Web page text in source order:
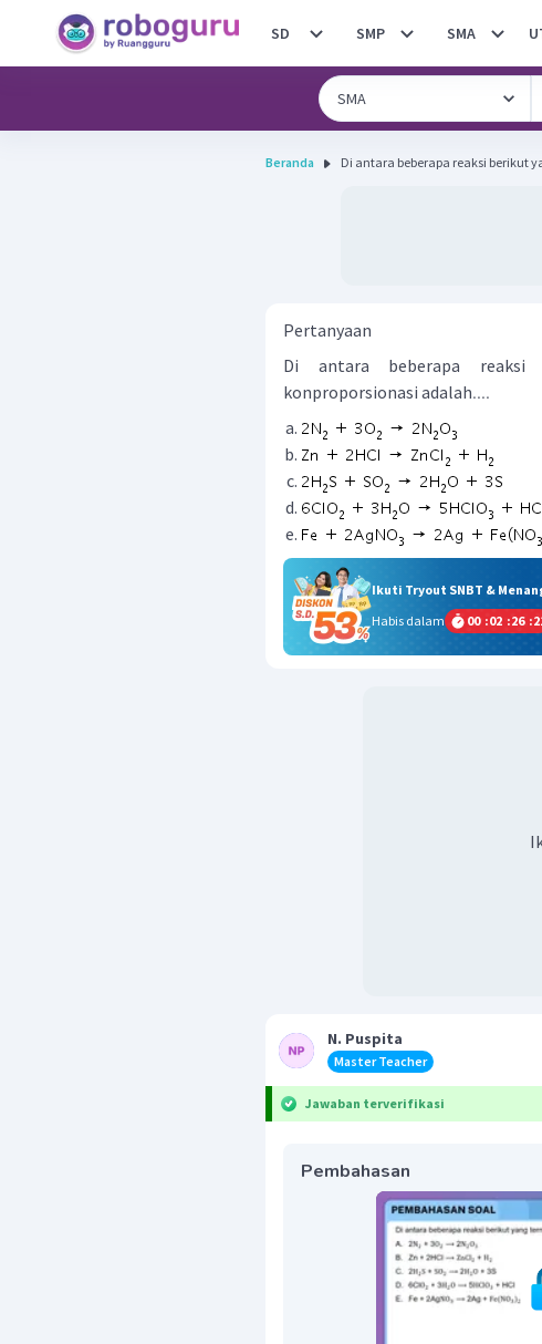
SD SMP SMA
Beranda Di antara beberapa reaksi berikut
Pertanyaan
Di antara beberapa reaksi
konproporsionasi adalah....
Ikuti Tryout SNBT &
Habis dalam
00 :02 :26 :
N. Puspita
Master Teacher
Jawaban terverifikasi
Pembahasan